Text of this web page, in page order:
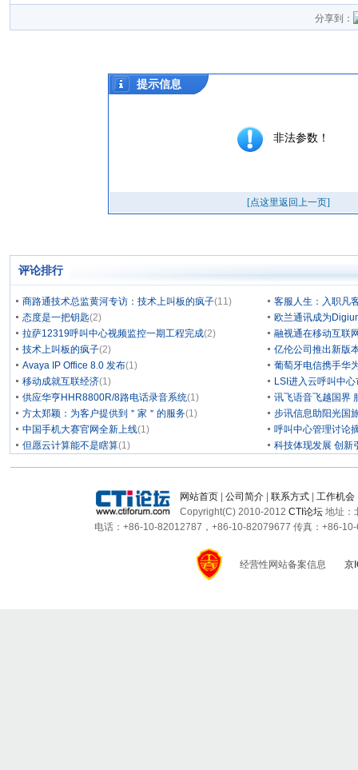
分享到：
评论排行
商路通技术总监黄河专访：技术上叫板的疯子(11)
客服人生：入职凡
态度是一把钥匙(2)
欧兰通讯成为
拉萨12319呼叫中心视频监控一期工程完成(2)
融视通在移动互联
技术上叫板的疯子(2)
亿伦公司推出新版
Avaya IP Office 8.0 发布(1)
葡萄牙电信携手华
移动成就互联经济(1)
LSI进入云呼叫中
供应华亨HHR8800R/8路电话录音系统(1)
讯飞语音飞越国界
方太郑颖：为客户提供到＂家＂的服务(1)
步讯信息助阳光国
中国手机大赛官网全新上线(1)
呼叫中心管理讨论
但愿云计算能不是瞎算(1) 科技体现发展 创新
网站首页 公司简介 联系方式 工作机会
Copyright(C) 2010-2012 CTI论坛 地址：
电话：+86-10-82012787，+86-10-82079677 传真：+86-
经营性网站备案信息 京